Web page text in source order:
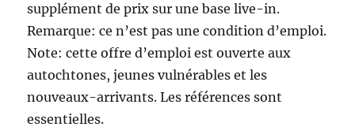
supplément de prix sur une base live-in.
Remarque: ce n’est pas une condition d’emploi.
Note: cette offre d’emploi est ouverte aux
autochtones, jeunes vulnérables et les
nouveaux-arrivants. Les références sont
essentielles.